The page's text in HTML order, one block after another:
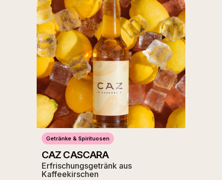
Getränke & Spirituosen
CAZ CASCARA
Erfrischungsgetränk aus
Kaffeekirschen